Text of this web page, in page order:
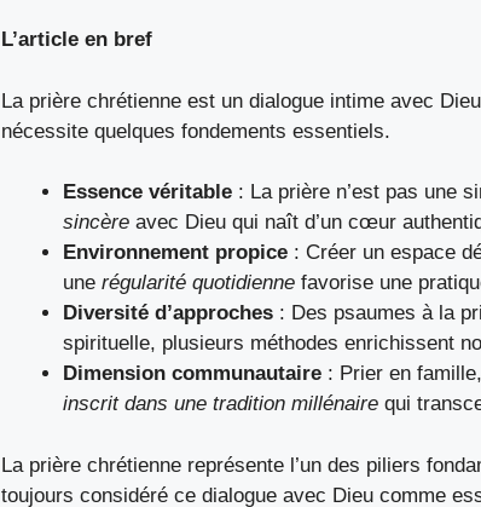
L’article en bref
La prière chrétienne est un dialogue intime avec
nécessite quelques fondements essentiels.
Essence véritable : La prière n’est pas une
sincère avec Dieu qui naît d’un cœur
Environnement propice : Créer un espace
une régularité quotidienne favorise une
Diversité d’approches : Des psaumes à la
spirituelle, plusieurs méthodes enrichissent
Dimension communautaire : Prier en
inscrit dans une tradition millénaire qui
La prière chrétienne représente l’un des piliers
toujours considéré ce dialogue avec Dieu comme